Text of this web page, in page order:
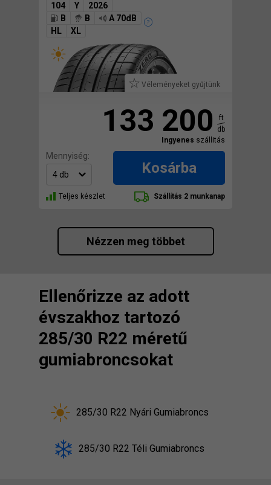
104
Y
2026
B
B
A 70dB
HL
XL
Véleményeket gyűjtünk
133 200
ft
db
Ingyenes szállitás
Mennyiség:
Kosárba
Teljes készlet Szállítás 2 munkanap
Nézzen meg többet
Ellenőrizze az adott
évszakhoz tartozó
285/30 R22 méretű
gumiabroncsokat
285/30 R22 Nyári Gumiabroncs
285/30 R22 Téli Gumiabroncs